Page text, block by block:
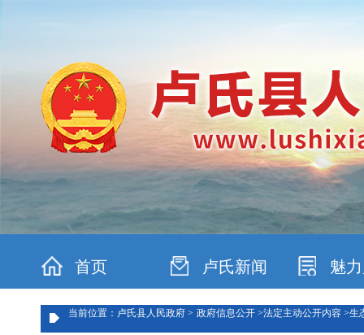
首页 卢氏新闻 魅
当前位置：卢氏县人民政府 > 政府信息公开 >法定主动公开内容 >生